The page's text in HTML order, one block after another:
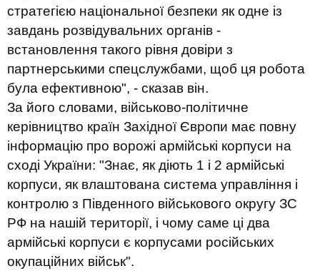
стратегією національної безпеки як одне із
завдань розвідувальних органів -
встановлення такого рівня довіри з
партнерськими спецслужбами, щоб ця робота
була ефективною", - сказав він.
За його словами, військово-політичне
керівництво країн Західної Європи має повну
інформацію про ворожі армійські корпуси на
сході України: "Знає, як діють 1 і 2 армійські
корпуси, як влаштована система управління і
контролю з Південного військового округу ЗС
РФ на нашій території, і чому саме ці два
армійські корпуси є корпусами російських
окупаційних військ".